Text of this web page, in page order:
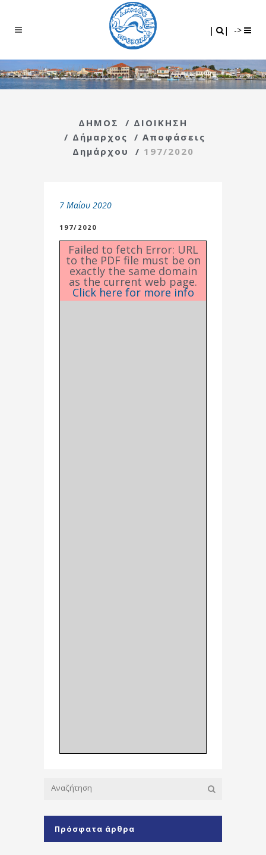
| | ->
ΔΗΜΟΣ / ΔΙΟΙΚΗΣΗ
/ Δήμαρχος / Αποφάσεις
Δημάρχου
/ 197/2020
7 Μαΐου 2020
197/2020
Failed to fetch Error: URL
to the PDF file must be on
exactly the same domain
as the current web page.
Click here for more info
Πρόσφατα άρθρα